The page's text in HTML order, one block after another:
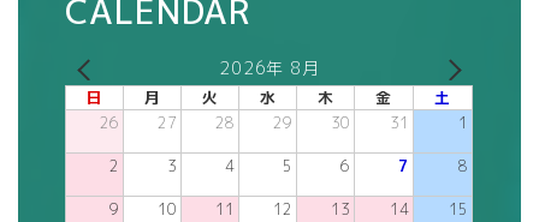
CALENDAR
2026年 8月
日 月 火 水 木 金 土
26 27 28 29 30 31 1
2 3 4 5 6 7 8
9 10 11 12 13 14 15